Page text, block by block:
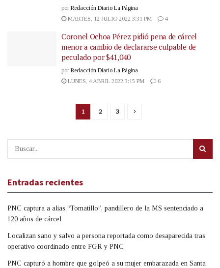
por Redacción Diario La Página
MARTES, 12 JULIO 2022 3:31 PM
4
Coronel Ochoa Pérez pidió pena de cárcel
menor a cambio de declararse culpable de
peculado por $41,040
por Redacción Diario La Página
LUNES, 4 ABRIL 2022 3:15 PM
6
1 2 3
Entradas recientes
PNC captura a alias “Tomatillo”, pandillero de la MS sentenciado a
120 años de cárcel
Localizan sano y salvo a persona reportada como desaparecida tras
operativo coordinado entre FGR y PNC
PNC capturó a hombre que golpeó a su mujer embarazada en Santa